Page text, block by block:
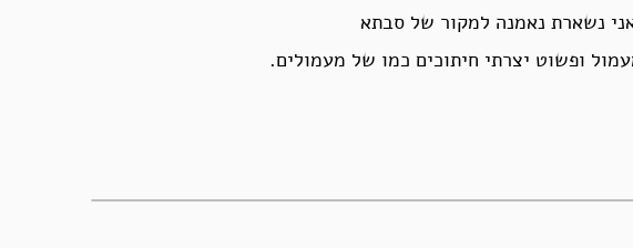
נשארת נאמנה למקור של סבתא
ופשוט יצרתי חיתוכים כמו של מעמולים.